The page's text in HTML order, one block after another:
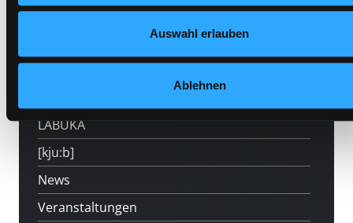
Auswahl erlauben
Ablehnen
Hotline (Mo-Fr 9 bis 17 Uhr): 0316 872-
LABUKA
[kju:b]
News
Veranstaltungen